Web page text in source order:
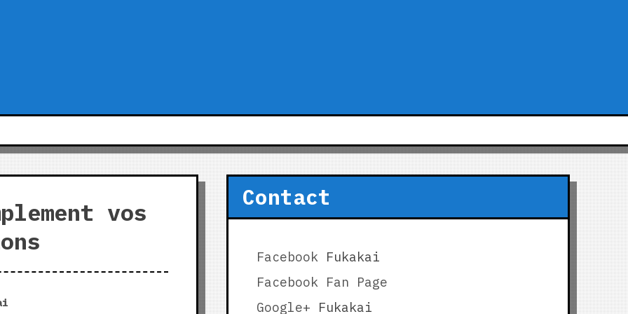
vos
Contact
FacebookFukakai
Facebook Fan Page
Google+ Fukakai